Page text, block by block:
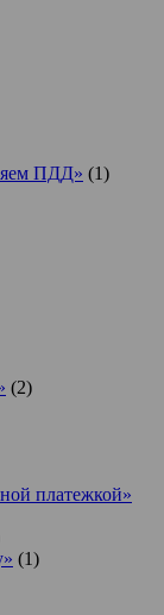
ПДД» (1)
(2)
платежкой»
(1)